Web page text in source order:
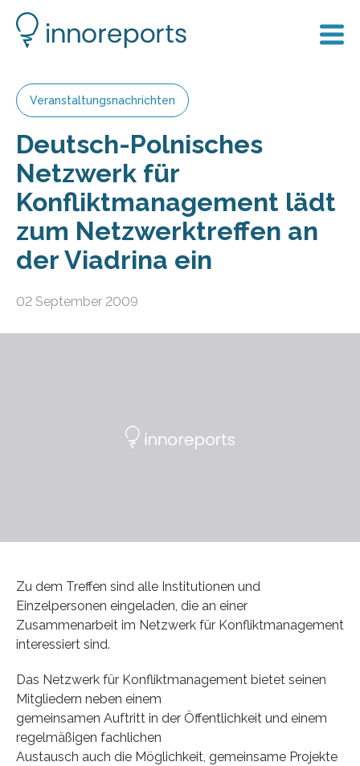
Veranstaltungsnachrichten
Deutsch-Polnisches
Netzwerk für
Konfliktmanagement lädt
zum Netzwerktreffen an
der Viadrina ein
02 September 2009
Zu dem Treffen sind alle Institutionen und
Einzelpersonen eingeladen, die an einer
Zusammenarbeit im Netzwerk für Konfliktmanagement
interessiert sind.
Das Netzwerk für Konfliktmanagement bietet seinen
Mitgliedern neben einem
gemeinsamen Auftritt in der Öffentlichkeit und einem
regelmäßigen fachlichen
Austausch auch die Möglichkeit, gemeinsame Projekte